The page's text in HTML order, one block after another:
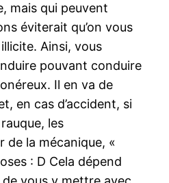
mais qui peuvent
éviterait qu’on vous
Ainsi, vous
pouvant conduire
Il en va de
en cas d’accident, si
les
de la mécanique, «
: D Cela dépend